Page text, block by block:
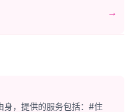
→
，提供的服务包括：#住